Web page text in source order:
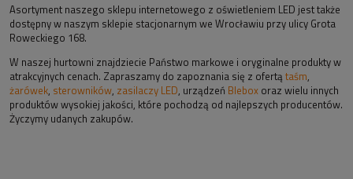
Asortyment naszego sklepu internetowego z oświetleniem LED jest także
dostępny w naszym sklepie stacjonarnym we Wrocławiu przy ulicy Grota
Roweckiego 168.
W naszej hurtowni znajdziecie Państwo markowe i oryginalne produkty w
atrakcyjnych cenach. Zapraszamy do zapoznania się z ofertą taśm,
żarówek, sterowników, zasilaczy LED, urządzeń Blebox oraz wielu innych
produktów wysokiej jakości, które pochodzą od najlepszych producentów.
Życzymy udanych zakupów.